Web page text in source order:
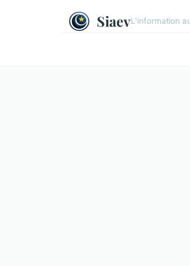
SiaevL'information